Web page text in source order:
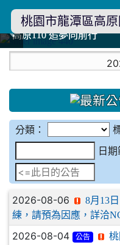
桃園市龍潭區高
114學年度模範生
114學年度模範生
高原110 追夢向前行
高原110 追夢向前行
橄欖樹群
橄欖樹群
:::
分類：
日期
2026-08-06
8月13
練，請預為因應，詳洽
2026-08-04 公告